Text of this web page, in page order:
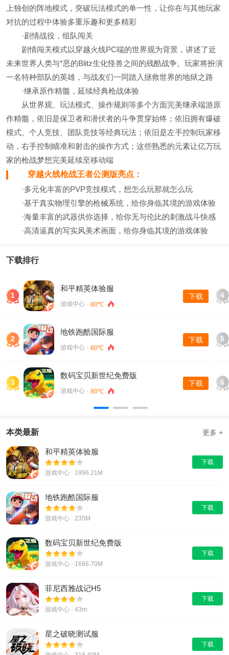
上独创的阵地模式，突破玩法模式的单一性，让你在与其他玩家
对抗的过程中体验多重乐趣和更多精彩
·剧情战役，组队闯关
剧情闯关模式以穿越火线PC端的世界观为背景，讲述了近
未来世界人类与*恶的Blitz生化怪兽之间的残酷战争。玩家将扮演
一名特种部队的英雄，与战友们一同踏入拯救世界的地狱之路
·继承原作精髓，延续经典枪战体验
从世界观、玩法模式、操作规则等多个方面完美继承端游原
作精髓，依旧是保卫者和潜伏者的斗争贯穿始终；依旧拥有爆破
模式、个人竞技、团队竞技等经典玩法；依旧是左手控制玩家移
动，右手控制瞄准和射击的操作方式；这些熟悉的元素让亿万玩
家的枪战梦想完美延续至移动端
穿越火线枪战王者公测版亮点：
·多元化丰富的PVP竞技模式，想怎么玩那就怎么玩
·基于真实物理引擎的枪械系统，给你身临其境的游戏体验
·海量丰富的武器供你选择，给你无与伦比的刺激战斗快感
·高清逼真的写实风美术画面，给你身临其境的游戏体验
下载排行
1
和平精英体验服
游戏中心 · 80℃
下载
2
地铁跑酷国际服
游戏中心 · 80℃
下载
3
数码宝贝新世纪免费版
游戏中心 · 80℃
下载
4
5
6
本类最新 更多 +
和平精英体验服
游戏中心 · 1996.21M
下载
地铁跑酷国际服
游戏中心 · 235M
下载
数码宝贝新世纪免费版
游戏中心 · 1686.70M
下载
菲尼西雅战记H5
游戏中心 · 43m
下载
星之破晓测试服
下载